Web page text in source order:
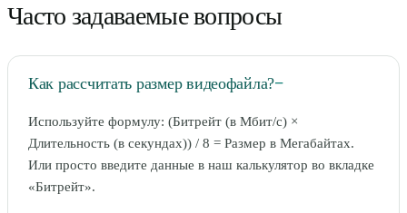
Часто задаваемые вопросы
Как рассчитать размер видеофайла?−
Используйте формулу: (Битрейт (в Мбит/с) ×
Длительность (в секундах)) / 8 = Размер в Мегабайтах.
Или просто введите данные в наш калькулятор во вкладке
«Битрейт».